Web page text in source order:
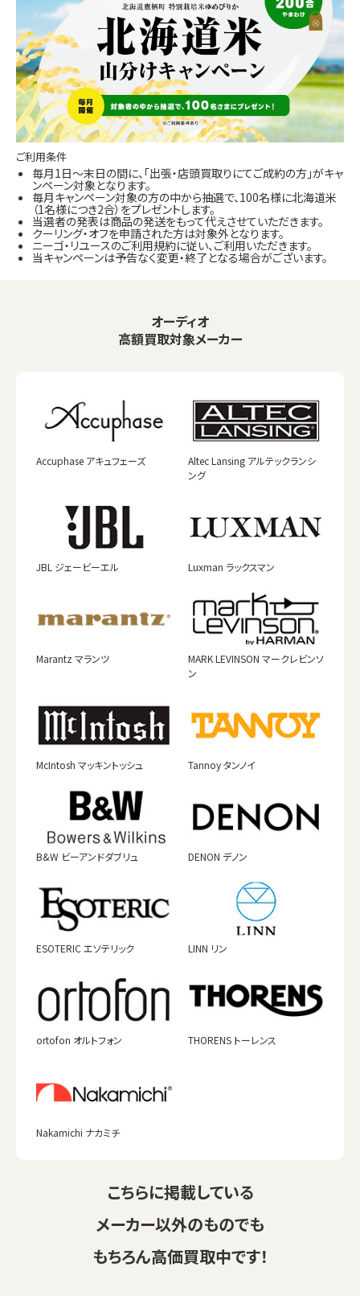
ご利用条件
毎月1日～末日の間に、「出張・店頭買取りにてご成約の方」がキャ
ンペーン対象となります。
毎月キャンペーン対象の方の中から抽選で、100名様に北海道米
（1名様につき2合）をプレゼントします。
当選者の発表は商品の発送をもって代えさせていただきます。
クーリング・オフを申請された方は対象外となります。
ニーゴ・リユースのご利用規約に従い、ご利用いただきます。
当キャンペーンは予告なく変更・終了となる場合がございます。
オーディオ
高額買取対象メーカー
Accuphase アキュフェーズ
Altec Lansing アルテックランシ
ング
JBL ジェービーエル Luxman ラックスマン
Marantz マランツ
MARK LEVINSON マークレビンソ
ン
McIntosh マッキントッシュ Tannoy タンノイ
B&W ビーアンドダブリュ DENON デノン
ESOTERIC エソテリック LINN リン
ortofon オルトフォン THORENS トーレンス
Nakamichi ナカミチ
こちらに掲載している
メーカー以外のものでも
もちろん高価買取中です！